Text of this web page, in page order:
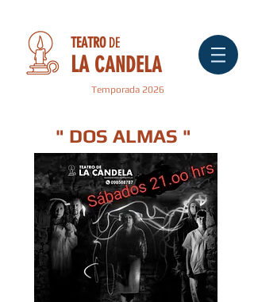
TEATRO DE
LA CANDELA
Temporada 2026
" DOS ALMAS "